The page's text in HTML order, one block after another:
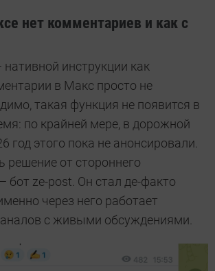
нет комментариев и как с
инструкции как
в Макс просто не
такая функция не появится в
по крайней мере, в дорожной
год этого пока не анонсировали.
решение от стороннего
бот ze-post. Он стал де-факто
через него работает
с живыми обсуждениями.